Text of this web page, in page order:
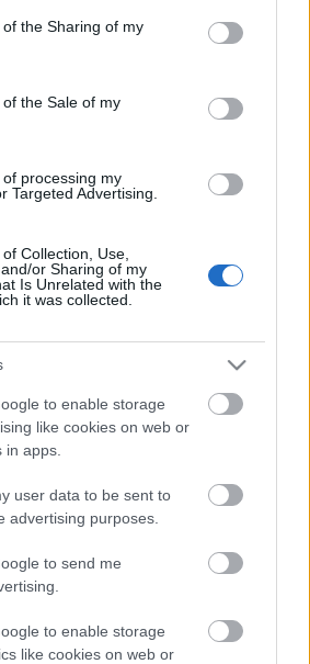
or usage behaviour. You may click to
to Google and its third-party tags to
specified purposes in below Google
the Sharing of my
the Sale of my
processing my
Targeted Advertising.
Collection, Use,
or Sharing of my
Is Unrelated with the
it was collected.
to enable storage
like cookies on web or
apps.
user data to be sent to
advertising purposes.
to send me
to enable storage
like cookies on web or
της ερχόμενης
ΑΙ της Anthropic
NYT: H OpenAI τείνει
να αναβάλει την
πολυαναμενόμενη IPO
μέχρι το 2027
Εικόνες της Getty
Images στο ChatGPT:
Η Visa συνεργάζεται
επόμενης γενιάς
εμπορίου μέσω ΤΝ